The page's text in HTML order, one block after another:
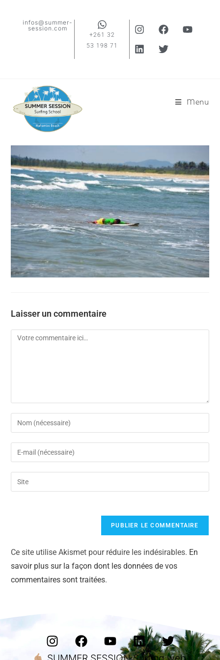
infos@summer-
session.com
+261 32
53 198 71
Menu
Laisser un commentaire
Ce site utilise Akismet pour réduire les indésirables. En
savoir plus sur la façon dont les données de vos
commentaires sont traitées.